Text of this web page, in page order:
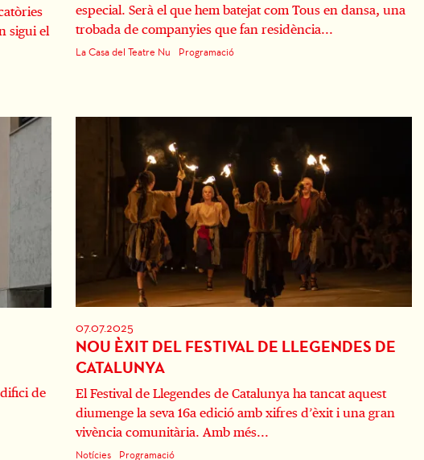
sigui el
especial. Serà el que hem batejat com Tous en dansa, una
trobada de companyies que fan residència...
La Casa del Teatre Nu Programació
de
07.07.2025
NOU ÈXIT DEL FESTIVAL DE LLEGENDES DE
CATALUNYA
El Festival de Llegendes de Catalunya ha tancat aquest
diumenge la seva 16a edició amb xifres d’èxit i una gran
vivència comunitària. Amb més...
Notícies Programació